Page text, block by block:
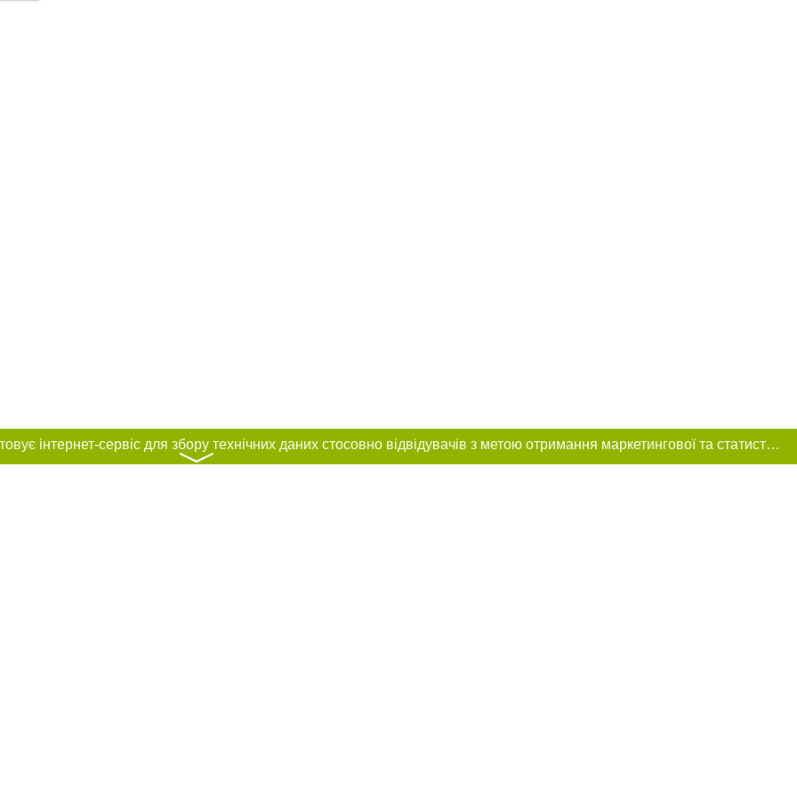
Цей сайт використовує «cookies». Також веб-сайт використовує інтернет-сервіс для збору технічних даних стосовно відвідувачів з метою отримання маркетингової та статистичної інформації. Умови обробки даних відвідувачів сайту див.
〉